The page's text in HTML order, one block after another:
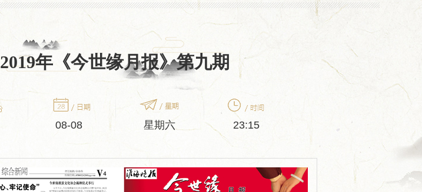
2019年《今世缘月报》第九期
08-08 星期六 23:15